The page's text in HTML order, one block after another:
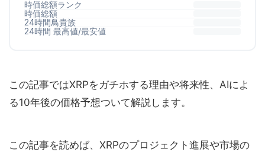
この記事ではXRPをガチホする理由や将来性、AIによ
る10年後の価格予想ついて解説します。
この記事を読めば、XRPのプロジェクト進展や市場の